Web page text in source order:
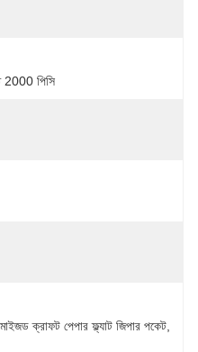
2000 পিসি
ক্রাফট পেপার ফ্ল্যাট জিপার পকেট